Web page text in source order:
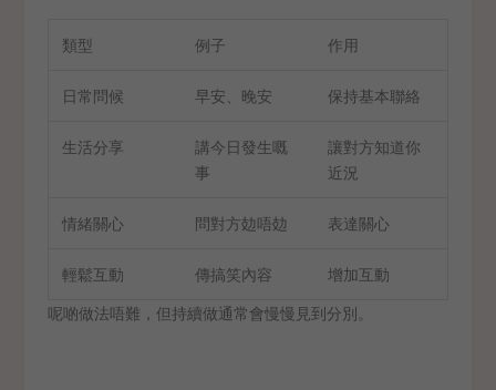
類型 例子 作用
日常問候 早安、晚安 保持基本聯絡
生活分享
講今日發生嘅
事
讓對方知道你
近況
情緒關心 問對方攰唔攰 表達關心
輕鬆互動 傳搞笑內容
增加互動
呢啲做法唔難，但持續做通常會慢慢見到分別。